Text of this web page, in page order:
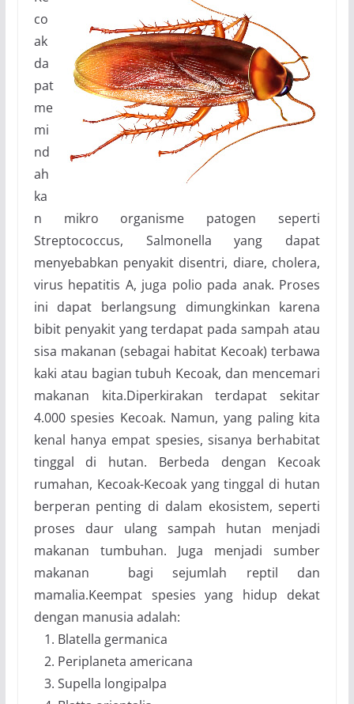
co
ak
da
pat
me
mi
nd
ah
ka
n mikro organisme patogen seperti
Streptococcus, Salmonella yang dapat
menyebabkan penyakit disentri, diare, cholera,
virus hepatitis A, juga polio pada anak. Proses
ini dapat berlangsung dimungkinkan karena
bibit penyakit yang terdapat pada sampah atau
sisa makanan (sebagai habitat Kecoak) terbawa
kaki atau bagian tubuh Kecoak, dan mencemari
makanan kita.Diperkirakan terdapat sekitar
4.000 spesies Kecoak. Namun, yang paling kita
kenal hanya empat spesies, sisanya berhabitat
tinggal di hutan. Berbeda dengan Kecoak
rumahan, Kecoak-Kecoak yang tinggal di hutan
berperan penting di dalam ekosistem, seperti
proses daur ulang sampah hutan menjadi
makanan tumbuhan. Juga menjadi sumber
makanan bagi sejumlah reptil dan
mamalia.Keempat spesies yang hidup dekat
dengan manusia adalah:
Blatella germanica
Periplaneta americana
Supella longipalpa